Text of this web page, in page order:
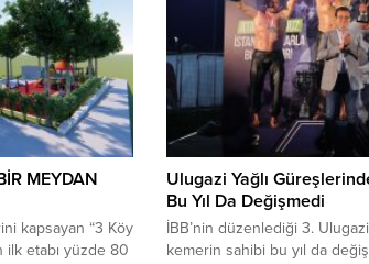
MEYDAN
kapsayan “3 Köy
ilk etabı yüzde 80
Ulugazi Yağlı
Bu Yıl Da Değişmedi
İBB’nin düzenlediği 3.
kemerin sahibi bu yıl da